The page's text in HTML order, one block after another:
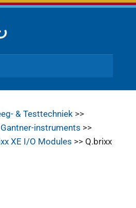
& Testtechniek>>
Gantner-instruments >>
XE I/O Modules >> Q.brixx